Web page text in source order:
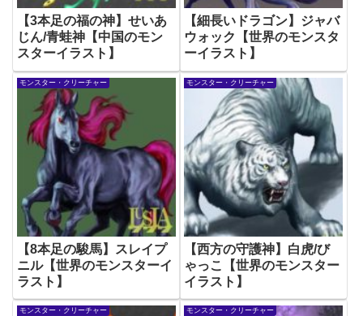
【3本足の福の神】せいあ
じん/青蛙神【中国のモン
スターイラスト】
【細長いドラゴン】ジャバ
ウォック【世界のモンスタ
ーイラスト】
モンスター・クリーチャー
【8本足の駿馬】スレイプ
ニル【世界のモンスターイ
ラスト】
モンスター・クリーチャー
【西方の守護神】白虎/び
ゃっこ【世界のモンスター
イラスト】
モンスター・クリーチャー モンスター・クリーチャー